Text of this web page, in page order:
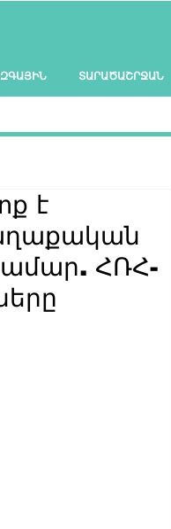
ՏԱՐԱԾԱՇՐՋԱՆ
է
ՀՌՀ-